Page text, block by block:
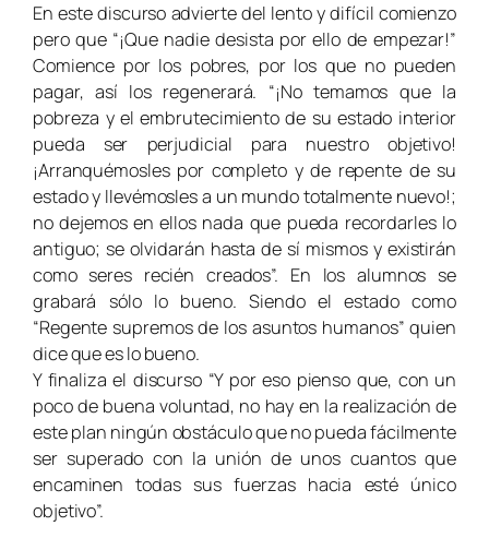
En este discurso advierte del lento y difícil comienzo
pero que “¡Que nadie desista por ello de empezar!”
Comience por los pobres, por los que no pueden
pagar, así los regenerará. “¡No temamos que la
pobreza y el embrutecimiento de su estado interior
pueda ser perjudicial para nuestro objetivo!
¡Arranquémosles por completo y de repente de su
estado y llevémosles a un mundo totalmente nuevo!;
no dejemos en ellos nada que pueda recordarles lo
antiguo; se olvidarán hasta de sí mismos y existirán
como seres recién creados”. En los alumnos se
grabará sólo lo bueno. Siendo el estado como
“Regente supremos de los asuntos humanos” quien
dice que es lo bueno.
Y finaliza el discurso “Y por eso pienso que, con un
poco de buena voluntad, no hay en la realización de
este plan ningún obstáculo que no pueda fácilmente
ser superado con la unión de unos cuantos que
encaminen todas sus fuerzas hacia esté único
objetivo”.